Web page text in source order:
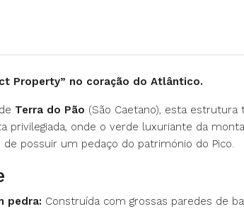
Property” no coração do Atlântico.
Terra do Pão (São Caetano), esta
privilegiada, onde o verde luxuriante da
possuir um pedaço do património do Pico.
pedra: Construída com grossas paredes de